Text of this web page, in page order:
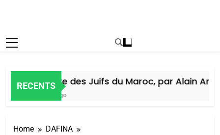
RECENTS
Histoire des Juifs du Maroc, par Alain Amiel
Home
DAFINA